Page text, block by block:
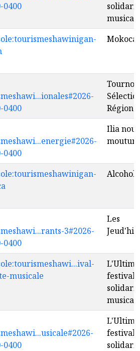
0400
0400
Tournoi
0400
Ilia
mouture
3#2026-
0400
Les
musicale
festival
0400
festival